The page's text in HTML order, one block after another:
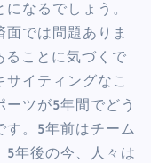
なるでしょう。
面では問題ありま
ることに気づくで
サイティングなこ
ツが5年間でどう
す。5年前はチーム
5年後の今、人々は